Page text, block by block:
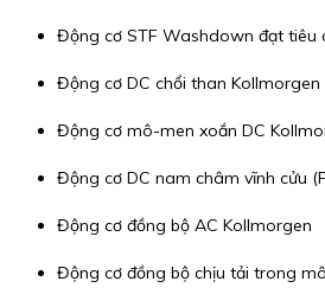
Động cơ STF Washdown đạt tiêu
Động cơ DC chổi than Kollmorgen
Động cơ mô-men xoắn DC
Động cơ DC nam châm vĩnh cửu
Động cơ đồng bộ AC Kollmorgen
Động cơ đồng bộ chịu tải trong